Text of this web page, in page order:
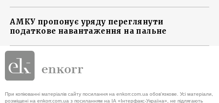
АМКУ пропонує уряду переглянути
податкове навантаження на пальне
При копіюванні матеріалів сайту посилання на enkorr.com.ua обов'язкове. Усі матеріали,
розміщені на enkorr.com.ua з посиланням на ІА «Інтерфакс-Україна», не підлягають